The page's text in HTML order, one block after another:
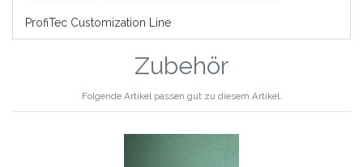
ProfiTec Customization Line
Zubehör
Folgende Artikel passen gut zu diesem Artikel.